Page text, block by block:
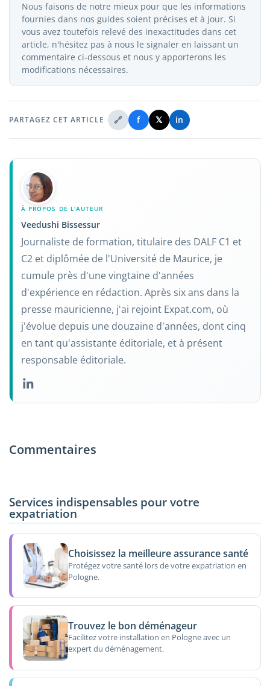
Nous faisons de notre mieux pour que les informations
fournies dans nos guides soient précises et à jour. Si
vous avez toutefois relevé des inexactitudes dans cet
article, n'hésitez pas à nous le signaler en laissant un
commentaire ci-dessous et nous y apporterons les
modifications nécessaires.
PARTAGEZ CET ARTICLE 🔗 f 𝕏 in
À PROPOS DE L'AUTEUR
Veedushi Bissessur
Journaliste de formation, titulaire des DALF C1 et
C2 et diplômée de l'Université de Maurice, je
cumule près d'une vingtaine d'années
d'expérience en rédaction. Après six ans dans la
presse mauricienne, j'ai rejoint Expat.com, où
j'évolue depuis une douzaine d'années, dont cinq
en tant qu'assistante éditoriale, et à présent
responsable éditoriale.
Commentaires
Services indispensables pour votre
expatriation
Choisissez la meilleure assurance santé
Protégez votre santé lors de votre expatriation en
Pologne.
Trouvez le bon déménageur
Facilitez votre installation en Pologne avec un
expert du déménagement.